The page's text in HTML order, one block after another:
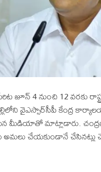
జూన్ 4 నుంచి 12 వరకు
వైఎస్సార్‌సీపీ కేంద్ర
మీడియాతో మాట్లాడారు.
చేయకుండానే చేసినట్లు